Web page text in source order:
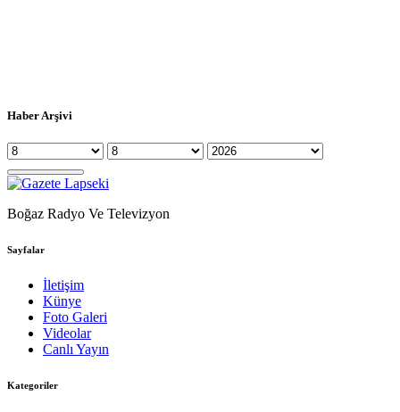
Haber Arşivi
Boğaz Radyo Ve Televizyon
Sayfalar
İletişim
Künye
Foto Galeri
Videolar
Canlı Yayın
Kategoriler